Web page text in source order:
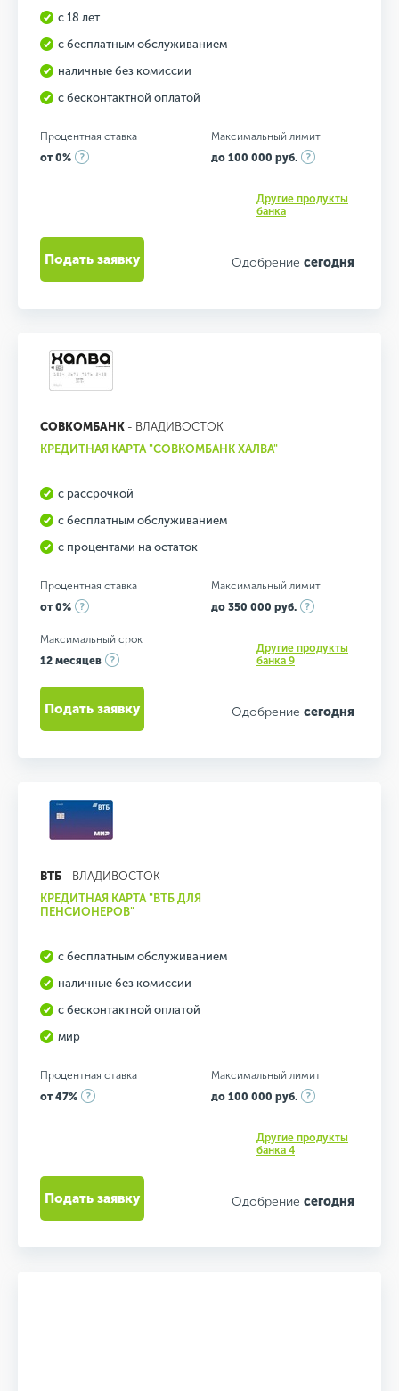
с 18 лет
с бесплатным обслуживанием
наличные без комиссии
с бесконтактной оплатой
Процентная ставка
от 0%
Максимальный лимит
до 100 000 руб.
Другие продукты
банка
Одобрение сегодня
Подать заявку
СОВКОМБАНК - ВЛАДИВОСТОК
КРЕДИТНАЯ КАРТА "СОВКОМБАНК ХАЛВА"
с рассрочкой
с бесплатным обслуживанием
с процентами на остаток
Процентная ставка
от 0%
Максимальный лимит
до 350 000 руб.
Максимальный срок
12 месяцев
Другие продукты
банка 9
Одобрение сегодня
Подать заявку
ВТБ - ВЛАДИВОСТОК
КРЕДИТНАЯ КАРТА "ВТБ ДЛЯ
ПЕНСИОНЕРОВ"
с бесплатным обслуживанием
наличные без комиссии
с бесконтактной оплатой
мир
Процентная ставка
от 47%
Максимальный лимит
до 100 000 руб.
Другие продукты
банка 4
Одобрение сегодня
Подать заявку